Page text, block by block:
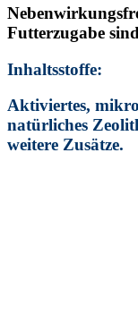
Futterzugabe
Inhaltsstoffe:
Aktiviertes,
natürliches
weitere Zusätze.